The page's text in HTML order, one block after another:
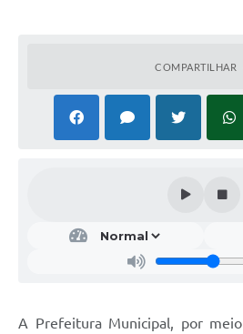
COMPARTILHAR
A Prefeitura Municipal, por